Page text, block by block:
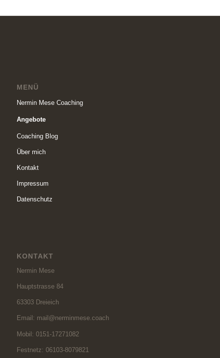
MENÜ
Nermin Mese Coaching
Angebote
Coaching Blog
Über mich
Kontakt
Impressum
Datenschutz
KONTAKT
Nermin Mese
Hauptstrasse 84
63303 Dreieich
Email: mail@nerminmese.coach
Mobil: 0151-17271082
Festnetz: 06103-8079821